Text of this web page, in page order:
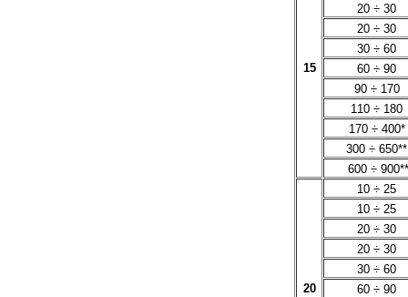
15
20 ÷ 30
20 ÷ 30
30 ÷ 60
60 ÷ 90
90 ÷ 170
110 ÷ 180
170 ÷ 400*
300 ÷ 650**
600 ÷ 900**
20
10 ÷ 25
10 ÷ 25
20 ÷ 30
20 ÷ 30
30 ÷ 60
60 ÷ 90